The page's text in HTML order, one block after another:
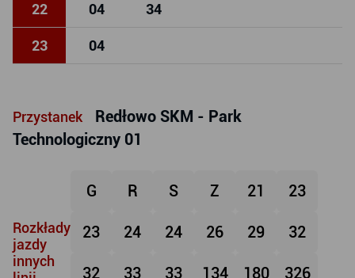
22 04 34
23 04
Przystanek
Redłowo SKM - Park
Technologiczny 01
Rozkłady
jazdy
innych
G R S Z 21 23
23 24 24 26 29 32
32 33 33 134 180 326